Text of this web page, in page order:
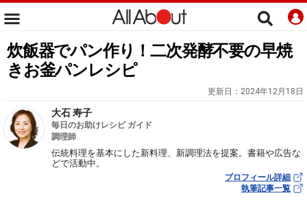
炊飯器でパン作り！二次発酵不要の早焼
きお釜パンレシピ
更新日： 2024年12月18日
大石 寿子
毎日のお助けレシピ ガイド
調理師
伝統料理を基本にした新料理、新調理法を提案。書籍や広告な
どで活動中。
プロフィール詳細
執筆記事一覧